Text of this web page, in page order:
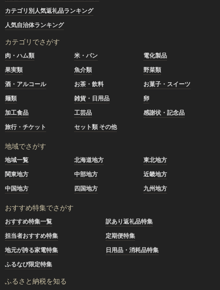
カテゴリ別人気返礼品ランキング
人気自治体ランキング
カテゴリでさがす
肉・ハム類 米・パン
電化製品
果実類
魚介類
野菜類
酒・アルコール
お茶・飲料
お菓子・スイーツ
麺類
雑貨・日用品
卵
加工食品
工芸品
感謝状・記念品
旅行・チケット
セット類 その他
地域でさがす
地域一覧 北海道地方
東北地方
関東地方
中部地方
近畿地方
中国地方
四国地方 九州地方
おすすめ特集でさがす
おすすめ特集一覧
訳あり返礼品特集
担当者おすすめ特集
定期便特集
地元が誇る家電特集
日用品・消耗品特集
ふるなび限定特集
ふるさと納税を知る